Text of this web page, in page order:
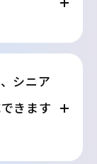
シニア
きます